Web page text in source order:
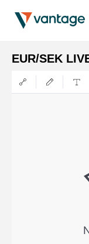
EUR/SEK